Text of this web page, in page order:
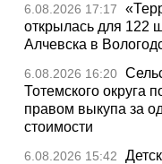
6.08.2026 17:17
открылась для 122
Алчевска в
6.08.2026 16:20
Тотемского округа
правом выкупа за
стоимости
6.08.2026 15:42